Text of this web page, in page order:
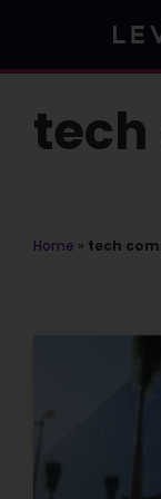
Home » tech